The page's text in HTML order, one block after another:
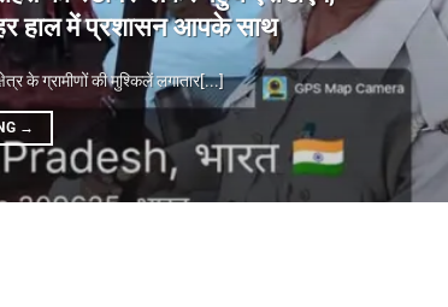
हर हाल में प्रशासन आपके साथ
के ग्रामीणों की मुश्किलें लगातार[...]
→